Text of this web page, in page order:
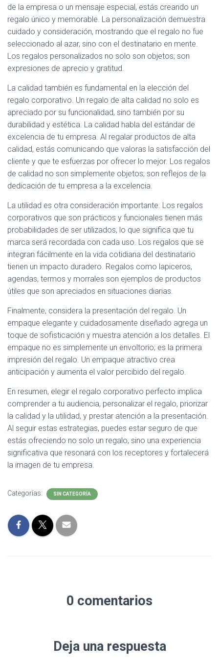
de la empresa o un mensaje especial, estás creando un
regalo único y memorable. La personalización demuestra
cuidado y consideración, mostrando que el regalo no fue
seleccionado al azar, sino con el destinatario en mente.
Los regalos personalizados no solo son objetos; son
expresiones de aprecio y gratitud.
La calidad también es fundamental en la elección del
regalo corporativo. Un regalo de alta calidad no solo es
apreciado por su funcionalidad, sino también por su
durabilidad y estética. La calidad habla del estándar de
excelencia de tu empresa. Al regalar productos de alta
calidad, estás comunicando que valoras la satisfacción del
cliente y que te esfuerzas por ofrecer lo mejor. Los regalos
de calidad no son simplemente objetos; son reflejos de la
dedicación de tu empresa a la excelencia.
La utilidad es otra consideración importante. Los regalos
corporativos que son prácticos y funcionales tienen más
probabilidades de ser utilizados, lo que significa que tu
marca será recordada con cada uso. Los regalos que se
integran fácilmente en la vida cotidiana del destinatario
tienen un impacto duradero. Regalos como lapiceros,
agendas, termos y morrales son ejemplos de productos
útiles que son apreciados en situaciones diarias.
Finalmente, considera la presentación del regalo. Un
empaque elegante y cuidadosamente diseñado agrega un
toque de sofisticación y muestra atención a los detalles. El
empaque no es simplemente un envoltorio; es la primera
impresión del regalo. Un empaque atractivo crea
anticipación y aumenta el valor percibido del regalo.
En resumen, elegir el regalo corporativo perfecto implica
comprender a tu audiencia, personalizar el regalo, priorizar
la calidad y la utilidad, y prestar atención a la presentación.
Al seguir estas estrategias, puedes estar seguro de que
estás ofreciendo no solo un regalo, sino una experiencia
significativa que resonará con los receptores y fortalecerá
la imagen de tu empresa.
Categorías: SIN CATEGORÍA
0 comentarios
Deja una respuesta